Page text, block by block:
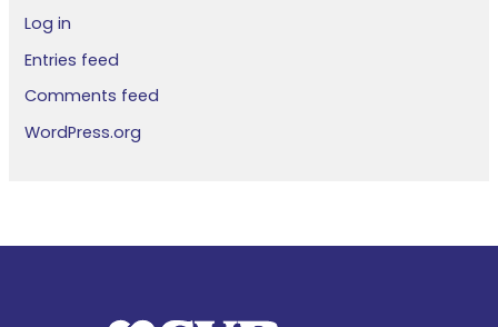
Log in
Entries feed
Comments feed
WordPress.org